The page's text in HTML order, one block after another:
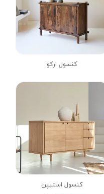
کنسول ارکو
کنسول استیپن